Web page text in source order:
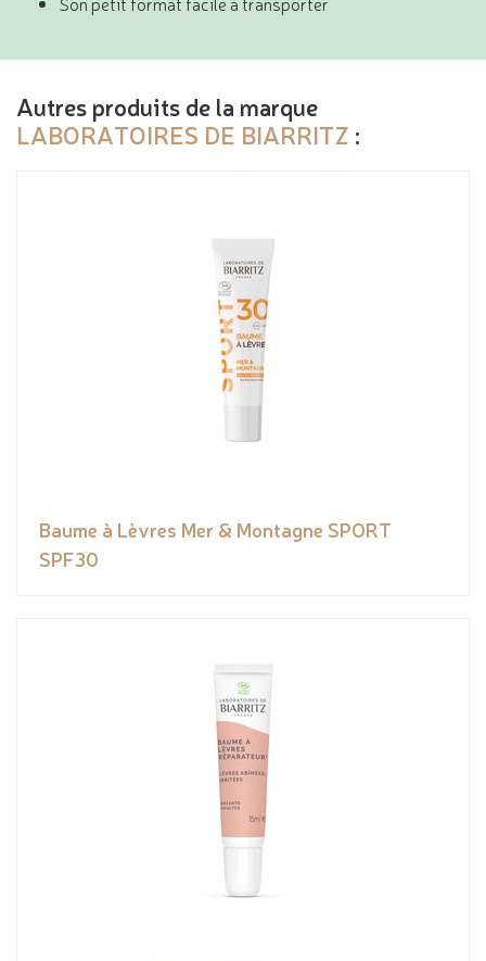
Autres produits de la marque
LABORATOIRES DE BIARRITZ :
Baume à Lèvres Mer & Montagne SPORT
SPF30